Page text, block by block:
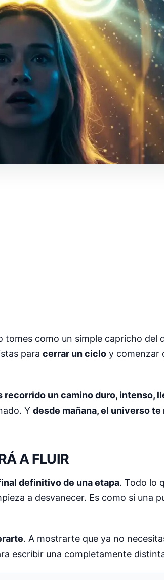
como un simple capricho del
para cerrar un ciclo y comenzar
recorrido un camino duro, intenso,
Y desde mañana, el universo
A FLUIR
definitivo de una etapa. Todo lo
a desvanecer. Es como si una
. A mostrarte que ya no
escribir una completamente